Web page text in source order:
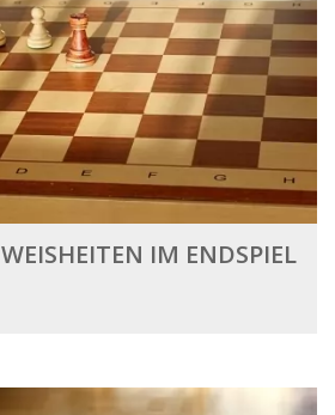
WEISHEITEN IM ENDSPIEL